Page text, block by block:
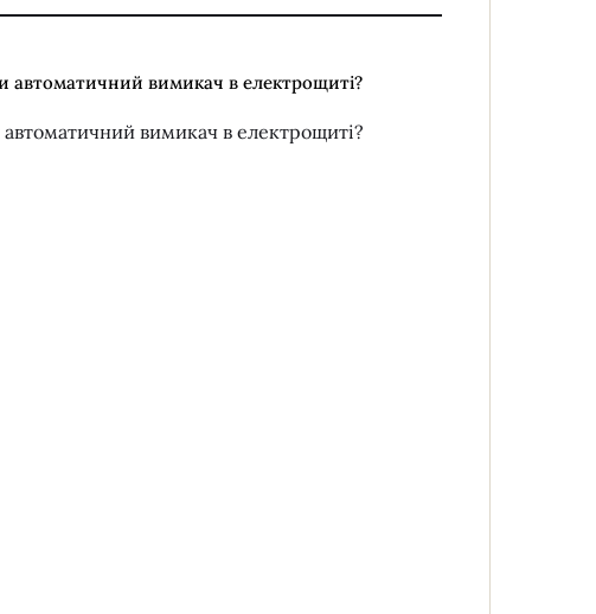
вимикач в електрощиті?